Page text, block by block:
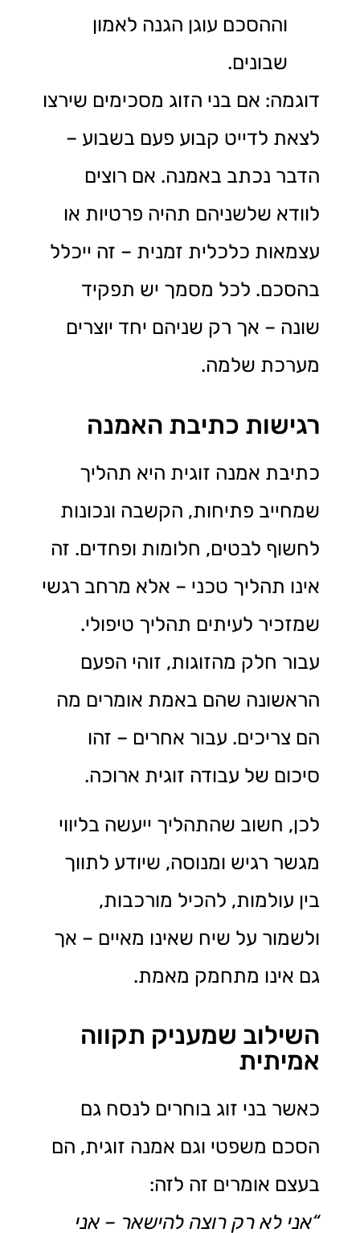
וההסכם עוגן הגנה לאמון
שבונים.
דוגמה: אם בני הזוג מסכימים שירצו
לצאת לדייט קבוע פעם בשבוע –
הדבר נכתב באמנה. אם רוצים
לוודא שלשניהם תהיה פרטיות או
עצמאות כלכלית זמנית – זה ייכלל
בהסכם. לכל מסמך יש תפקיד
שונה – אך רק שניהם יחד יוצרים
מערכת שלמה.
רגישות כתיבת האמנה
כתיבת אמנה זוגית היא תהליך
שמחייב פתיחות, הקשבה ונכונות
לחשוף לבטים, חלומות ופחדים. זה
אינו תהליך טכני – אלא מרחב רגשי
שמזכיר לעיתים תהליך טיפולי.
עבור חלק מהזוגות, זוהי הפעם
הראשונה שהם באמת אומרים מה
הם צריכים. עבור אחרים – זהו
סיכום של עבודה זוגית ארוכה.
לכן, חשוב שהתהליך ייעשה בליווי
מגשר רגיש ומנוסה, שיודע לתווך
בין עולמות, להכיל מורכבות,
ולשמור על שיח שאינו מאיים – אך
גם אינו מתחמק מאמת.
השילוב שמעניק תקווה
אמיתית
כאשר בני זוג בוחרים לנסח גם
הסכם משפטי וגם אמנה זוגית, הם
בעצם אומרים זה לזה:
“אני לא רק רוצה להישאר – אני